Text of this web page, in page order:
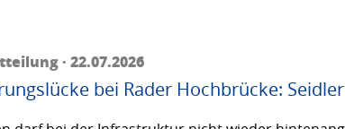
· 22.07.2026
bei Rader Hochbrücke: